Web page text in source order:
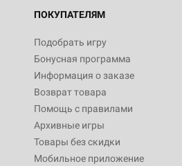
ПОКУПАТЕЛЯМ
Подобрать игру
Бонусная программа
Информация о заказе
Возврат товара
Помощь с правилами
Архивные игры
Товары без скидки
Мобильное приложение